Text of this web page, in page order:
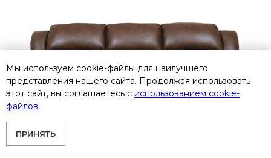
Мы используем cookie-файлы для наилучшего
представления нашего сайта. Продолжая использовать
этот сайт, вы соглашаетесь с использованием cookie-
файлов.
ПРИНЯТЬ